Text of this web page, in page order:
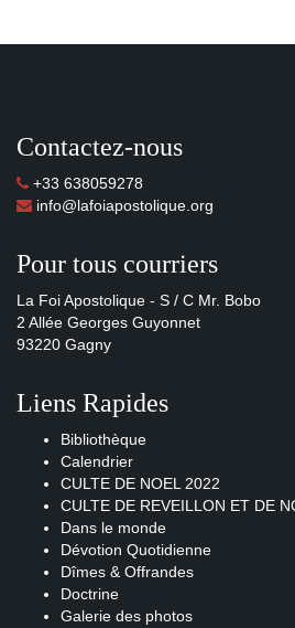
Contactez-nous
+33 638059278
info@lafoiapostolique.org
Pour tous courriers
La Foi Apostolique - S / C Mr. Bobo
2 Allée Georges Guyonnet
93220 Gagny
Liens Rapides
Bibliothèque
Calendrier
CULTE DE NOEL 2022
CULTE DE REVEILLON ET DE
Dans le monde
Dévotion Quotidienne
Dîmes & Offrandes
Doctrine
Galerie des photos